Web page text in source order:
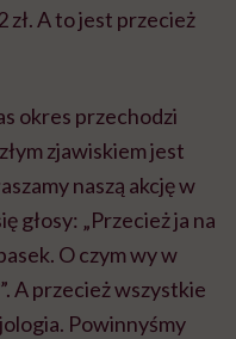
zł. A to jest przecież
okres przechodzi
zjawiskiem jest
naszą akcję w
głosy: „Przecież ja na
O czym wy w
A przecież wszystkie
Powinnyśmy